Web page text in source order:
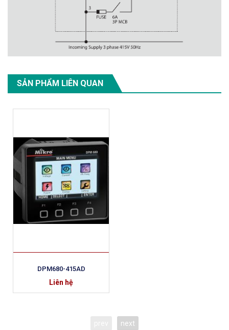
SẢN PHẨM LIÊN QUAN
DPM680-415AD
Liên hệ
next